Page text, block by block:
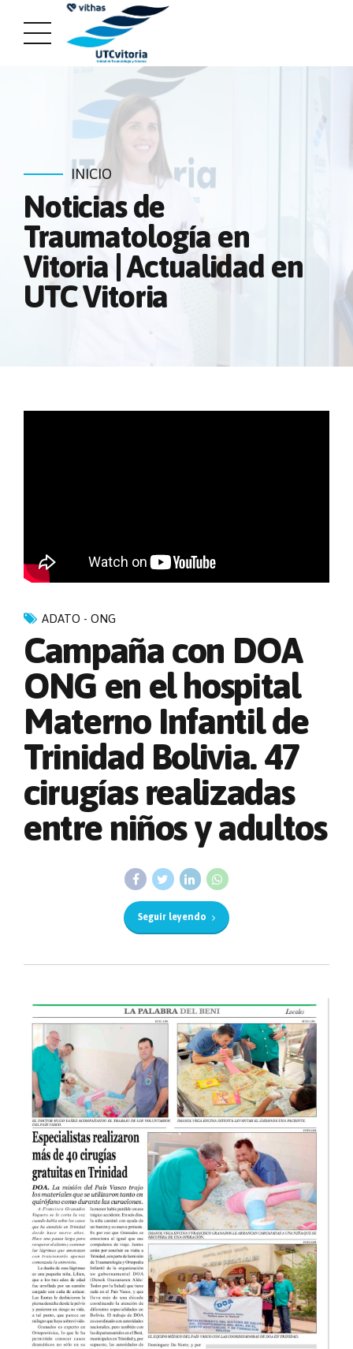
INICIO
Noticias de
Traumatología en
Vitoria | Actualidad en
UTC Vitoria
ADATO - ONG
Campaña con DOA
ONG en el hospital
Materno Infantil de
Trinidad Bolivia. 47
cirugías realizadas
entre niños y adultos
Seguir leyendo